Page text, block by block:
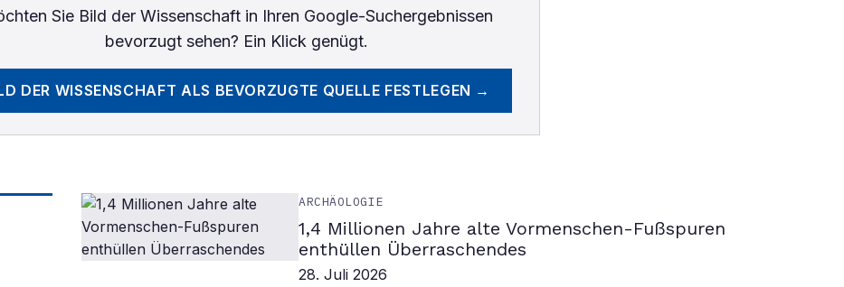
Sie Bild der Wissenschaftin Ihren Google-Suchergebnissen
bevorzugt sehen? Ein Klick genügt.
DER WISSENSCHAFT ALS BEVORZUGTE QUELLE FESTLEGEN →
ARCHÄOLOGIE
1,4 Millionen Jahre alte Vormenschen-Fußspuren
enthüllen Überraschendes
28. Juli 2026